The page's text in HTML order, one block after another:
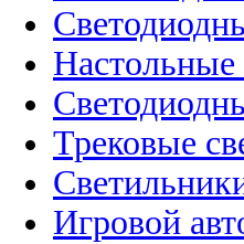
Трековые
Игровой